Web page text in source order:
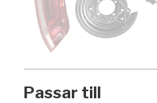
Passar till